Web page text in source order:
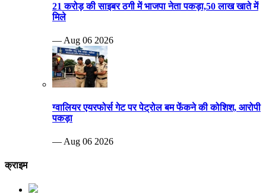
21 करोड़ की साइबर ठगी में भाजपा नेता पकड़ा,50 लाख खाते में
मिले
— Aug 06 2026
ग्वालियर एयरफोर्स गेट पर पेट्रोल बम फेंकने की कोशिश, आरोपी
पकड़ा
— Aug 06 2026
क्राइम